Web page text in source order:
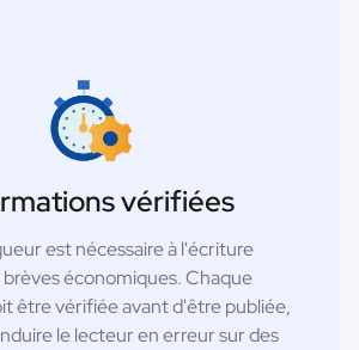
vérifiées
est nécessaire à l'écriture
économiques. Chaque
être vérifiée avant d'être publiée,
le lecteur en erreur sur des